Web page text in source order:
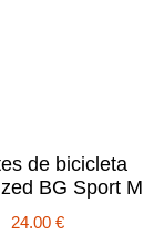
de bicicleta
BG Sport M
24.00 €